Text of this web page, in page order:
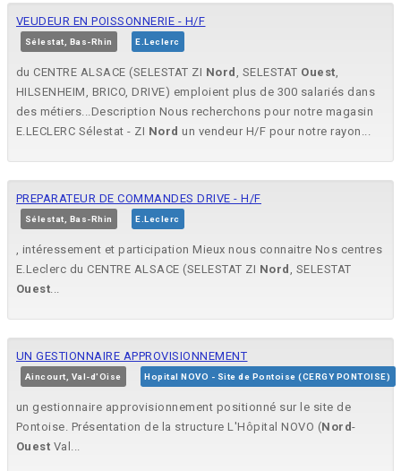
VEUDEUR EN POISSONNERIE - H/F
Sélestat, Bas-Rhin E.Leclerc
du CENTRE ALSACE (SELESTAT ZI Nord , SELESTAT Ouest,
HILSENHEIM, BRICO, DRIVE) emploient plus de 300 salariés dans
des métiers...Description Nous recherchons pour notre magasin
E.LECLERC Sélestat - ZI Nord un vendeur H/F pour notre rayon...
PREPARATEUR DE COMMANDES DRIVE - H/F
Sélestat, Bas-Rhin E.Leclerc
, intéressement et participation Mieux nous connaitre Nos centres
E.Leclerc du CENTRE ALSACE (SELESTAT ZI Nord , SELESTAT
Ouest...
UN GESTIONNAIRE APPROVISIONNEMENT
Aincourt, Val-d'Oise Hopital NOVO - Site de Pontoise (CERGY PONTOISE)
un gestionnaire approvisionnement positionné sur le site de
Pontoise. Présentation de la structure L'Hôpital NOVO (Nord-
Ouest Val...